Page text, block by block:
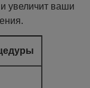
и увеличит ваши